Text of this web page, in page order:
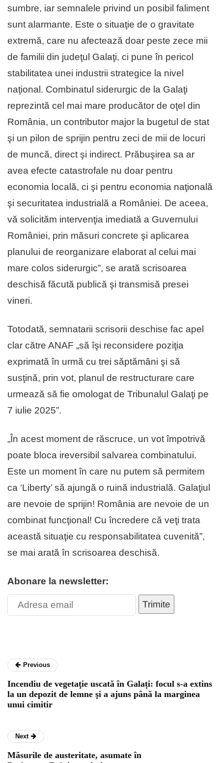
sumbre, iar semnalele privind un posibil faliment
sunt alarmante. Este o situaţie de o gravitate
extremă, care nu afectează doar peste zece mii
de familii din judeţul Galaţi, ci pune în pericol
stabilitatea unei industrii strategice la nivel
naţional. Combinatul siderurgic de la Galaţi
reprezintă cel mai mare producător de oţel din
România, un contributor major la bugetul de stat
şi un pilon de sprijin pentru zeci de mii de locuri
de muncă, direct şi indirect. Prăbuşirea sa ar
avea efecte catastrofale nu doar pentru
economia locală, ci şi pentru economia naţională
şi securitatea industrială a României. De aceea,
vă solicităm intervenţia imediată a Guvernului
României, prin măsuri concrete şi aplicarea
planului de reorganizare elaborat al celui mai
mare colos siderurgic”, se arată scrisoarea
deschisă făcută publică şi transmisă presei
vineri.
Totodată, semnatarii scrisorii deschise fac apel
clar către ANAF „să îşi reconsidere poziţia
exprimată în urmă cu trei săptămâni şi să
susţină, prin vot, planul de restructurare care
urmează să fie omologat de Tribunalul Galaţi pe
7 iulie 2025”.
„În acest moment de răscruce, un vot împotrivă
poate bloca ireversibil salvarea combinatului.
Este un moment în care nu putem să permitem
ca ‘Liberty’ să ajungă o ruină industrială. Galaţiul
are nevoie de sprijin! România are nevoie de un
combinat funcţional! Cu încredere că veţi trata
această situaţie cu responsabilitatea cuvenită”,
se mai arată în scrisoarea deschisă.
Abonare la newsletter:
Trimite
Previous
Incendiu de vegetaţie uscată în Galați: focul s-a extins
la un depozit de lemne şi a ajuns până la marginea
unui cimitir
Next
Măsurile de austeritate, asumate în